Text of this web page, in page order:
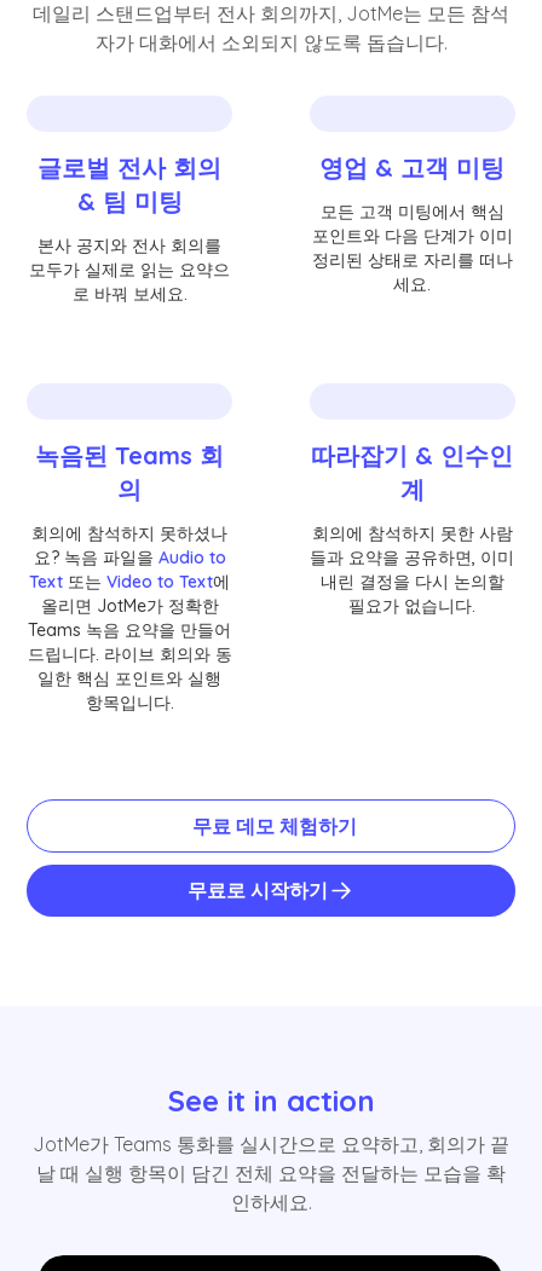
데일리 스탠드업부터 전사 회의까지, JotMe는 모든 참석
자가 대화에서 소외되지 않도록 돕습니다.
글로벌 전사 회의
& 팀 미팅
본사 공지와 전사 회의를
모두가 실제로 읽는 요약으
로 바꿔 보세요.
영업 & 고객 미팅
모든 고객 미팅에서 핵심
포인트와 다음 단계가 이미
정리된 상태로 자리를 떠나
세요.
녹음된 Teams 회
의
회의에 참석하지 못하셨나
요? 녹음 파일을 Audio to
Text 또는Video to Text에
올리면 JotMe가 정확한
Teams 녹음 요약을 만들어
드립니다. 라이브 회의와 동
일한 핵심 포인트와 실행
항목입니다.
따라잡기 & 인수인
계
회의에 참석하지 못한 사람
들과 요약을 공유하면, 이미
내린 결정을 다시 논의할
필요가 없습니다.
무료 데모 체험하기
무료로 시작하기
See it in action
JotMe가 Teams 통화를 실시간으로 요약하고, 회의가 끝
날 때 실행 항목이 담긴 전체 요약을 전달하는 모습을 확
인하세요.